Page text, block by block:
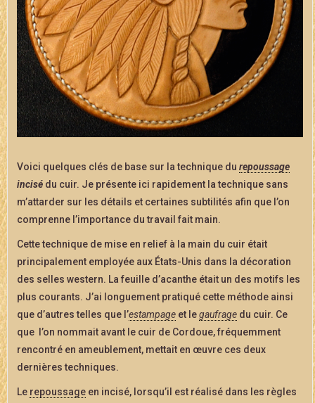
Voici quelques clés de base sur la technique du repoussage
incisédu cuir. Je présente ici rapidement la technique sans
m’attarder sur les détails et certaines subtilités afin que l’on
comprenne l’importance du travail fait main.
Cette technique de mise en relief à la main du cuir était
principalement employée aux États-Unis dans la décoration
des selles western. La feuille d’acanthe était un des motifs les
plus courants. J’ai longuement pratiqué cette méthode ainsi
que d’autres telles que l’estampageet legaufragedu cuir. Ce
que l’on nommait avant le cuir de Cordoue, fréquemment
rencontré en ameublement, mettait en œuvre ces deux
dernières techniques.
Le repoussageen incisé, lorsqu’il est réalisé dans les règles